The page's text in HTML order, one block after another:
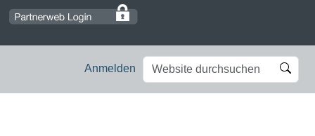
Anmelden
Website
durchsuchen
Erweiterte
Suche…